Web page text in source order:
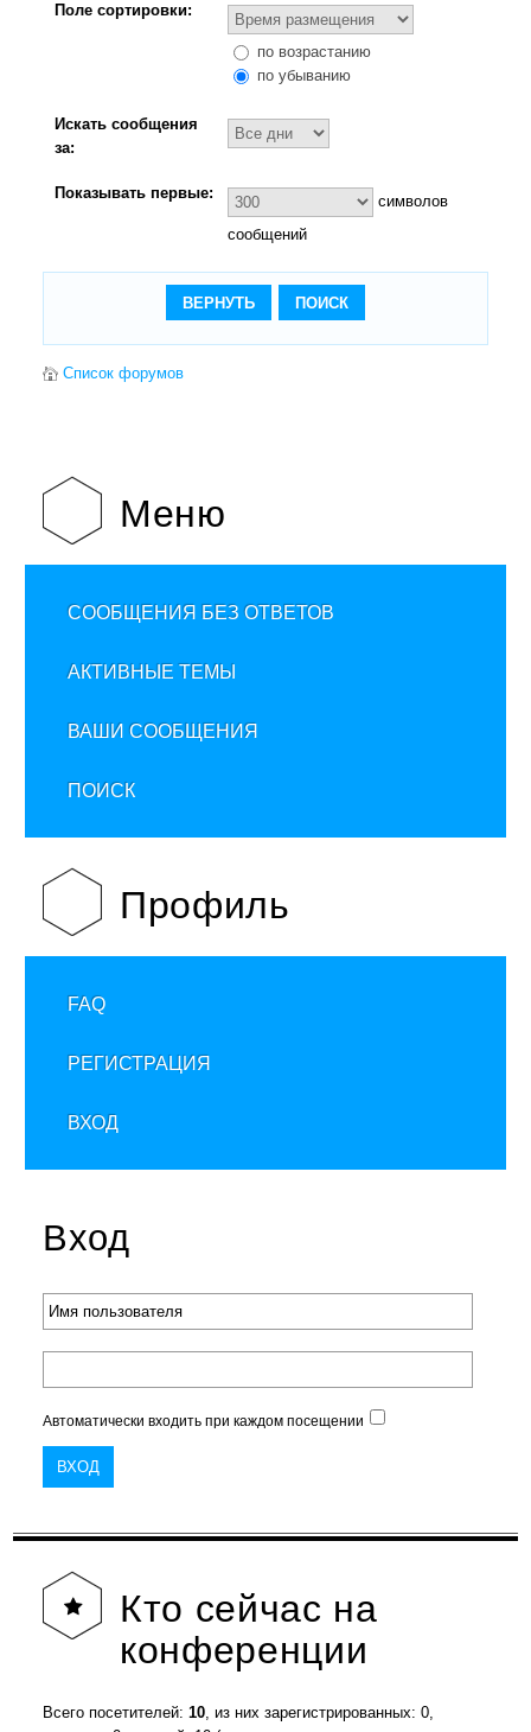
Поле сортировки:
по возрастанию
по убыванию
Искать сообщения
за:
Показывать первые: символов
сообщений
Список форумов
Меню
СООБЩЕНИЯ БЕЗ ОТВЕТОВ
АКТИВНЫЕ ТЕМЫ
ВАШИ СООБЩЕНИЯ
ПОИСК
Профиль
FAQ
РЕГИСТРАЦИЯ
ВХОД
Вход
Автоматически входить при каждом посещении
Кто сейчас на
конференции
Всего посетителей:10, из них зарегистрированных: 0,